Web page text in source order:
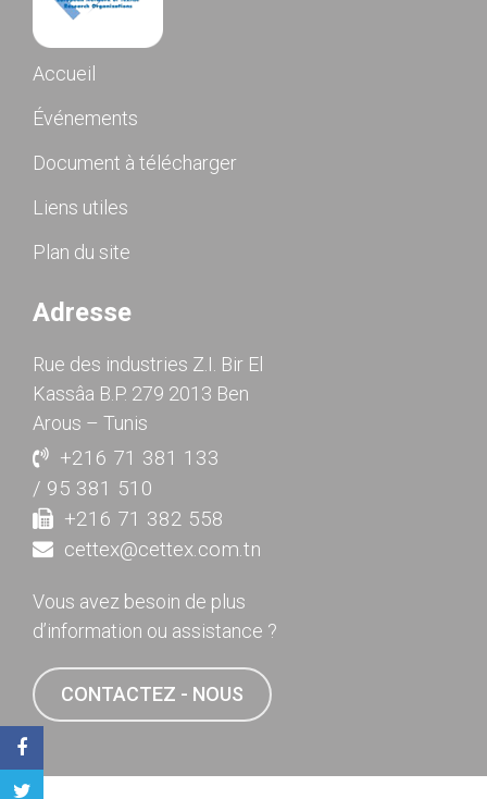
Accueil
Événements
Document à télécharger
Liens utiles
Plan du site
Adresse
Rue des industries Z.I. Bir El
Kassâa B.P. 279 2013 Ben
Arous – Tunis
+216 71 381 133
/ 95 381 510
+216 71 382 558
cettex@cettex.com.tn
Vous avez besoin de plus
d’information ou assistance ?
CONTACTEZ - NOUS